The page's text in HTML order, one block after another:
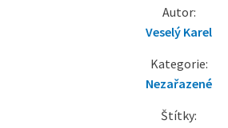
Autor:
Veselý Karel
Kategorie:
Nezařazené
Štítky: